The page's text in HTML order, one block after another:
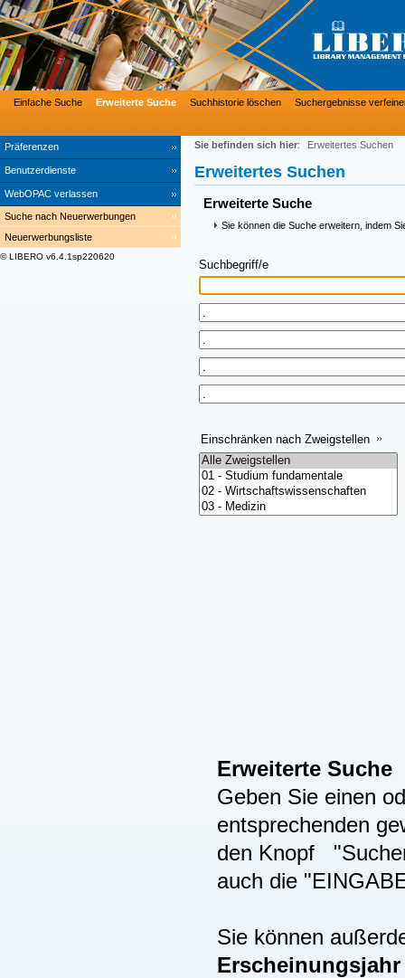
Präferenzen
Benutzerdienste
WebOPAC verlassen
Einfache Suche Erweiterte Suche Suchhistorie löschen Suchergebnisse
Suche nach Neuerwerbungen
Neuerwerbungsliste
© LIBERO v6.4.1sp220620
Sie befinden sich hier: Erweitertes Suchen
Erweitertes Suchen
Erweiterte Suche
Sie können die Suche erweitern, indem
Suchbegriff/e
Einschränken nach Zweigstellen
Erweiterte Suche
Geben Sie einen
entsprechenden
den Knopf
auch die
Sie können